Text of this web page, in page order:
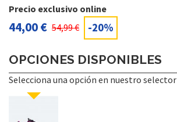
Precio exclusivo online
44,00 € 54,99 € -20%
OPCIONES DISPONIBLES
Selecciona una opción en nuestro selector